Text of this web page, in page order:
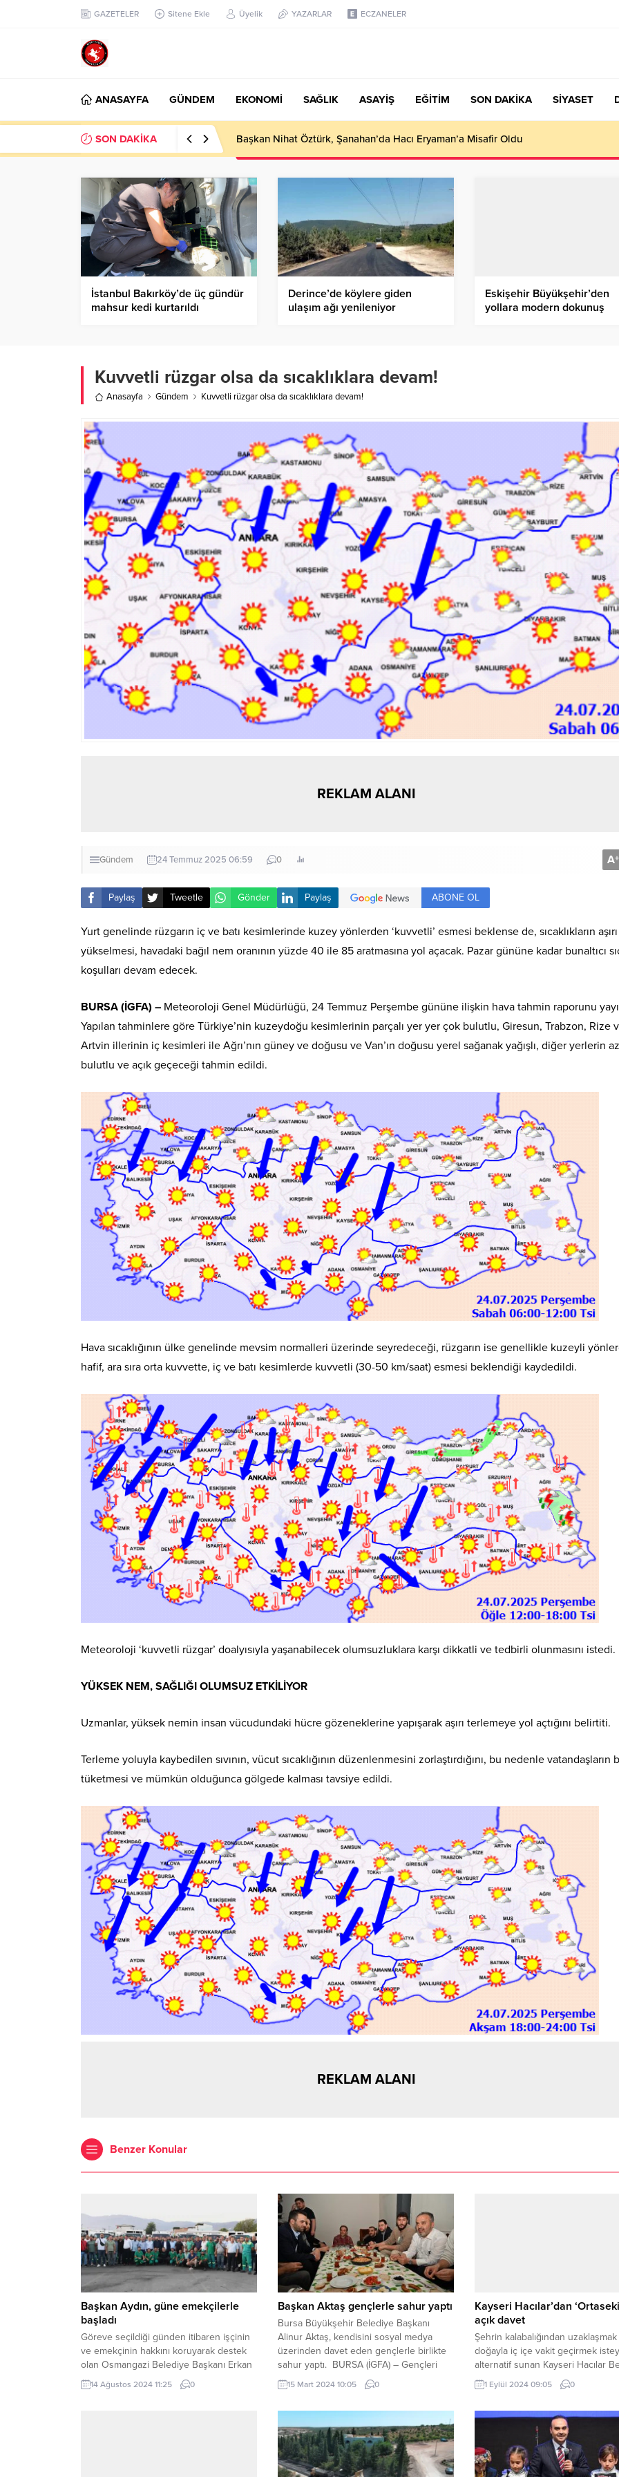
GAZETELER Sitene Ekle Üyelik YAZARLAR ECZANELER
ANASAYFA GÜNDEM EKONOMİ SAĞLIK ASAYİŞ EĞİTİM SON DAKİKA SİYASET
SON DAKİKA Başkan Nihat Öztürk, Şanahan’da Hacı Eryaman’a Misafir Oldu
İstanbul Bakırköy’de üç gündür
mahsur kedi kurtarıldı
Derince’de köylere giden
ulaşım ağı yenileniyor
Eskişehir Büyükşehir’den
yollara modern dokunuş
Kuvvetli rüzgar olsa da sıcaklıklara devam!
Anasayfa Gündem Kuvvetli rüzgar olsa da sıcaklıklara devam!
REKLAM ALANI
Gündem 24 Temmuz 2025 06:59 0 A+
Paylaş Tweetle Gönder Paylaş ABONE OL
Yurt genelinde rüzgarın iç ve batı kesimlerinde kuzey yönlerden ‘kuvvetli’ esmesi beklense de, sıcaklıkların aşırı
yükselmesi, havadaki bağıl nem oranının yüzde 40 ile 85 aratmasına yol açacak. Pazar gününe kadar bunaltıcı
koşulları devam edecek.
BURSA (İGFA) – Meteoroloji Genel Müdürlüğü, 24 Temmuz Perşembe gününe ilişkin hava tahmin raporunu
Yapılan tahminlere göre Türkiye’nin kuzeydoğu kesimlerinin parçalı yer yer çok bulutlu, Giresun, Trabzon, Rize
Artvin illerinin iç kesimleri ile Ağrı’nın güney ve doğusu ve Van’ın doğusu yerel sağanak yağışlı, diğer yerlerin az
bulutlu ve açık geçeceği tahmin edildi.
Hava sıcaklığının ülke genelinde mevsim normalleri üzerinde seyredeceği, rüzgarın ise genellikle kuzeyli
hafif, ara sıra orta kuvvette, iç ve batı kesimlerde kuvvetli (30-50 km/saat) esmesi beklendiği kaydedildi.
Meteoroloji ‘kuvvetli rüzgar’ doalyısıyla yaşanabilecek olumsuzluklara karşı dikkatli ve tedbirli olunmasını istedi.
YÜKSEK NEM, SAĞLIĞI OLUMSUZ ETKİLİYOR
Uzmanlar, yüksek nemin insan vücudundaki hücre gözeneklerine yapışarak aşırı terlemeye yol açtığını belirtiti.
Terleme yoluyla kaybedilen sıvının, vücut sıcaklığının düzenlenmesini zorlaştırdığını, bu nedenle vatandaşların
tüketmesi ve mümkün olduğunca gölgede kalması tavsiye edildi.
REKLAM ALANI
Benzer Konular
Başkan Aydın, güne emekçilerle
başladı
Göreve seçildiği günden itibaren işçinin
ve emekçinin hakkını koruyarak destek
olan Osmangazi Belediye Başkanı Erkan
Aydın, güne temizlik işçileriyle kahvaltı
yaparak başladı. BURSA (İGFA) – Başkan
14 Ağustos 2024 11:25 0
Başkan Aktaş gençlerle sahur yaptı
Bursa Büyükşehir Belediye Başkanı
Alinur Aktaş, kendisini sosyal medya
üzerinden davet eden gençlerle birlikte
sahur yaptı. BURSA (İGFA) – Gençleri
merkeze alan proje ve uygulamalarla
Bursa’nın genç dostu şehir olmasında
Başkanı Alinur Aktaş, yoğun programına
rağmen gençlerin sosyal medya
üzerinden davetini kırmayarak sahur
sofrasına konuk oldu. Hasan...
15 Mart 2024 10:05 0
Kayseri Hacılar’dan
açık davet
Şehrin kalabalığından
doğayla iç içe vakit geçirmek
alternatif sunan Kayseri Hacılar
Başkanı Bilal Özdoğan, Ortaseki
Ormanları’nın yüzlerce doğa ve
geldiğini söyledi. Başkan
vatandaşları bu eşsiz doğal
keşfetmeye davet etti. KAYSERİ
Kayseri Hacılar Belediye Başkanı
1 Eylül 2024 09:05 0